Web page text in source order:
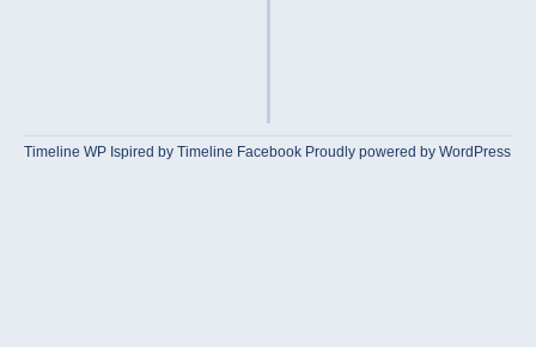
Timeline WP Ispired byTimeline Facebook Proudly powered by WordPress